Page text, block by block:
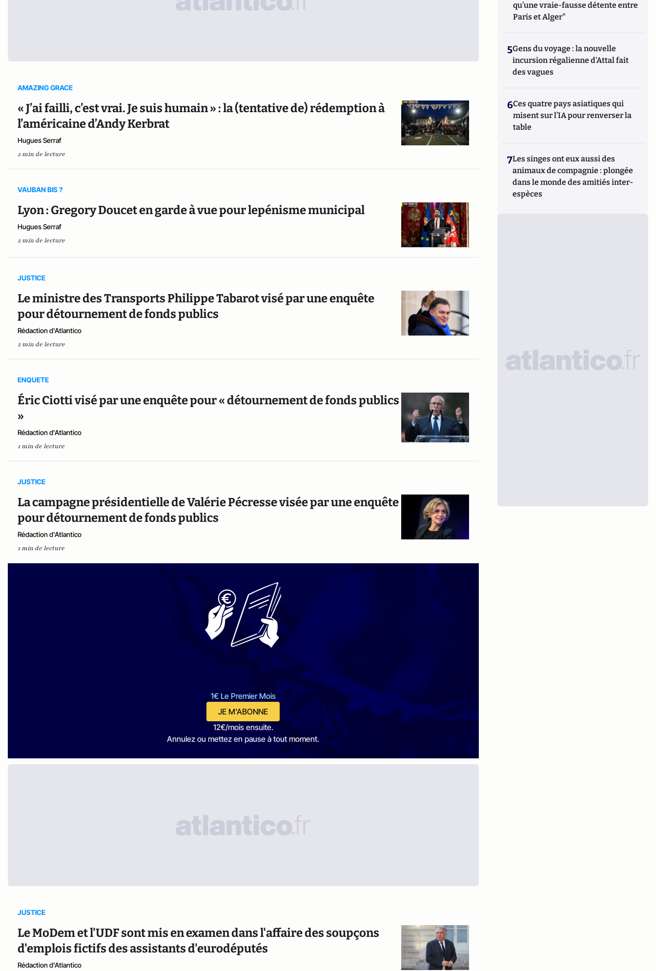
AMAZING GRACE
« J’ai failli, c’est vrai. Je suis humain » : la (tentative de) rédemption à
l’américaine d’Andy Kerbrat
Hugues Serraf
2 min de lecture
VAUBAN BIS ?
Lyon : Gregory Doucet en garde à vue pour lepénisme municipal
Hugues Serraf
2 min de lecture
JUSTICE
Le ministre des Transports Philippe Tabarot visé par une enquête
pour détournement de fonds publics
Rédaction d'Atlantico
2 min de lecture
ENQUETE
Éric Ciotti visé par une enquête pour « détournement de fonds publics
»
Rédaction d'Atlantico
1 min de lecture
JUSTICE
La campagne présidentielle de Valérie Pécresse visée par une enquête
pour détournement de fonds publics
Rédaction d'Atlantico
1 min de lecture
1€ Le Premier Mois
JE M'ABONNE
12€/mois ensuite.
Annulez ou mettez en pause à tout moment.
JUSTICE
Le MoDem et l'UDF sont mis en examen dans l'affaire des soupçons
d'emplois fictifs des assistants d'eurodéputés
Rédaction d'Atlantico
qu’une vraie-fausse détente entre
Paris et Alger"
5Gens du voyage : la nouvelle
incursion régalienne d'Attal fait
des vagues
6Ces quatre pays asiatiques qui
misent sur l’IA pour renverser la
table
7Les singes ont eux aussi des
animaux de compagnie : plongée
dans le monde des amitiés inter-
espèces